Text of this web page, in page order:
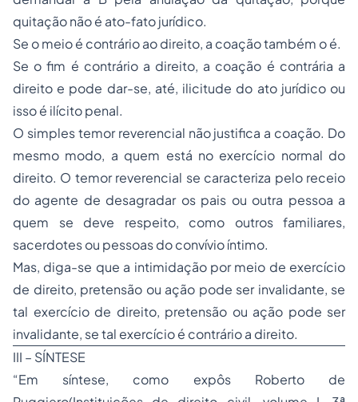
quitação não é ato-fato jurídico.
Se o meio é contrário ao direito, a coação também o é.
Se o fim é contrário a direito, a coação é contrária a
direito e pode dar-se, até, ilicitude do ato jurídico ou
isso é ilícito penal.
O simples temor reverencial não justifica a coação. Do
mesmo modo, a quem está no exercício normal do
direito. O temor reverencial se caracteriza pelo receio
do agente de desagradar os pais ou outra pessoa a
quem se deve respeito, como outros familiares,
sacerdotes ou pessoas do convívio íntimo.
Mas, diga-se que a intimidação por meio de exercício
de direito, pretensão ou ação pode ser invalidante, se
tal exercício de direito, pretensão ou ação pode ser
invalidante, se tal exercício é contrário a direito.
III – SÍNTESE
“Em síntese, como expôs Roberto de
Ruggiero(Instituições de direito civil, volume I, 3ª